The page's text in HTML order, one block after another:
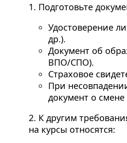
1. Подготовьте
Удостоверение
др.).
Документ об
ВПО/СПО).
Страховое
При
документ о
2. К другим
на курсы относятся: